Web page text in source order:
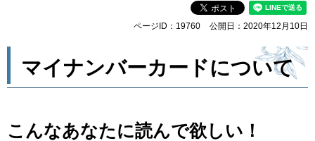
ページID：19760 公開日：2020年12月10日
マイナンバーカードについて
こんなあなたに読んで欲しい！